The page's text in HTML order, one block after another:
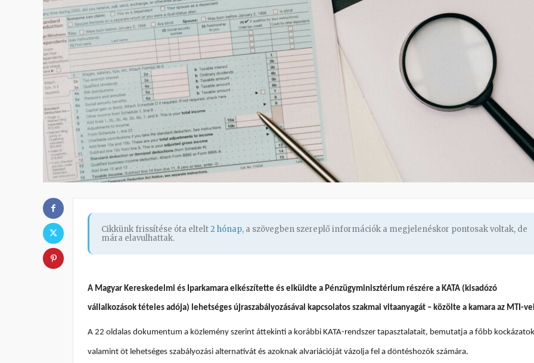
Cikkünk frissítése óta eltelt2 hónap, a szövegben szereplő információk a megjelenéskor pontosak voltak, de
mára elavulhattak.
A Magyar Kereskedelmi és Iparkamara elkészítette és elküldte a Pénzügyminisztérium részére a KATA (kisadózó
vállalkozások tételes adója) lehetséges újraszabályozásával kapcsolatos szakmai vitaanyagát – közölte a kamara az MTI-
A 22 oldalas dokumentum a közlemény szerint áttekinti a korábbi KATA-rendszer tapasztalatait, bemutatja a főbb
valamint öt lehetséges szabályozási alternatívát és azoknak alvariációját vázolja fel a döntéshozók számára.